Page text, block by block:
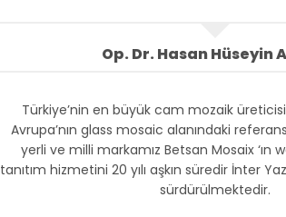
Op. Dr. Hasan Hüseyin
Türkiye’nin en büyük cam mozaik
Avrupa’nın glass mosaic alanındaki
yerli ve milli markamız Betsan Mosaix ‘ın
tanıtım hizmetini 20 yılı aşkın süredir İnter
sürdürülmektedir.